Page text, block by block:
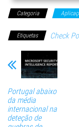
Categoria
Etiquetas Check
Portugal abaixo
da média
internacional na
deteção de